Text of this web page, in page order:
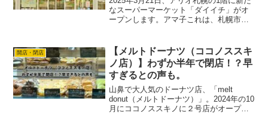
なスーパーマーケット「ダイイチ」がオ
ープンします。アマ子これは、札幌市民
いきましょう。ダイイチアリオ札幌店の
オープン概要 こ...
開店・閉店
【メルトドーナツ（ココノススキ
ノ店）】わずか半年で閉店！？早
すぎるとの声も。
山鼻で大人気のドーナツ店、「melt
donut（メルトドーナツ）」。2024年の10
月にココノススキノに２号店がオープン